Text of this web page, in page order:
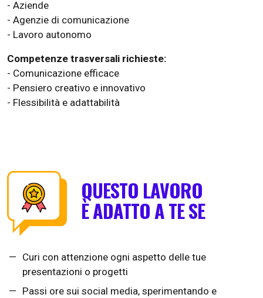
- Aziende
- Agenzie di comunicazione
- Lavoro autonomo
Competenze trasversali richieste:
- Comunicazione efficace
- Pensiero creativo e innovativo
- Flessibilità e adattabilità
QUESTO LAVORO
È ADATTO A TE SE
Curi con attenzione ogni aspetto delle tue
presentazioni o progetti
Passi ore sui social media, sperimentando e